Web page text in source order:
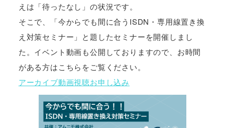
えは「待ったなし」の状況です。
そこで、「今からでも間に合うISDN・専用線置き換
え対策セミナー」と題したセミナーを開催しまし
た。イベント動画も公開しておりますので、お時間
がある方はこちらをご覧ください。
アーカイブ動画視聴お申し込み